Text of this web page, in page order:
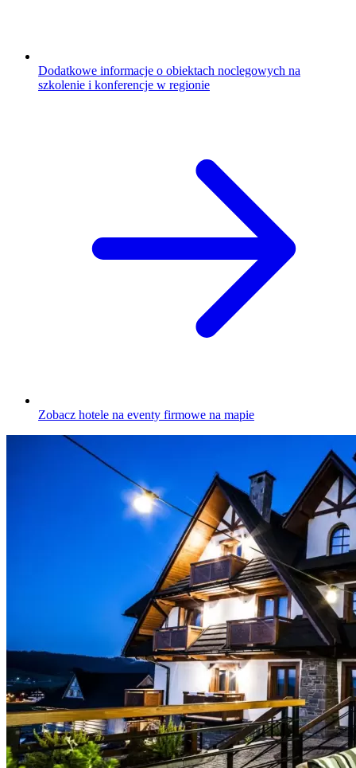
Dodatkowe informacje o obiektach noclegowych na
szkolenie i konferencje w regionie
Zobacz hotele na eventy firmowe na mapie